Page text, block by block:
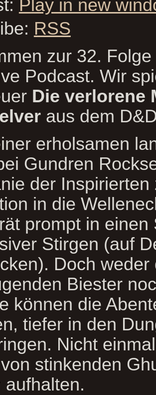
Play in new
RSS
zur 32.
Podcast. Wir
Die verlorene
aus dem
erholsamen
Gundren
der
in die
prompt in einen
Stirgen (auf
Doch weder
Biester
können die
tiefer in den
Nicht
stinkenden
aufhalten.